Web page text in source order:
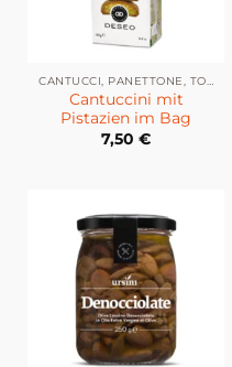
Cantuccini mit
Pistazien im Bag
7,50 €